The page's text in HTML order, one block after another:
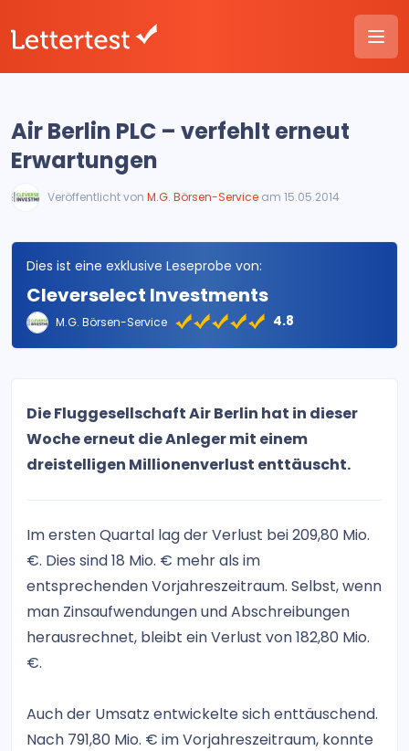
Air Berlin PLC – verfehlt erneut
Erwartungen
Veröffentlicht von M.G. Börsen-Service am 15.05.2014
Dies ist eine exklusive Leseprobe von:
Cleverselect Investments
M.G. Börsen-Service 4.8
Die Fluggesellschaft Air Berlin hat in dieser
Woche erneut die Anleger mit einem
dreistelligen Millionenverlust enttäuscht.
Im ersten Quartal lag der Verlust bei 209,80 Mio.
€. Dies sind 18 Mio. € mehr als im
entsprechenden Vorjahreszeitraum. Selbst, wenn
man Zinsaufwendungen und Abschreibungen
herausrechnet, bleibt ein Verlust von 182,80 Mio.
€.
Auch der Umsatz entwickelte sich enttäuschend.
Nach 791,80 Mio. € im Vorjahreszeitraum, konnte